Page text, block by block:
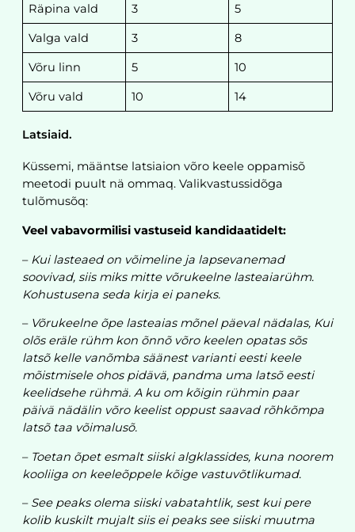
Räpina vald 3 5
Valga vald 3 8
Võru linn 5 10
Võru vald 10 14
Latsiaid.
Küssemi, määntse latsiaion võro keele oppamisõ
meetodi puult nä ommaq. Valikvastussidõga
tulõmusõq:
Veel vabavormilisi vastuseid kandidaatidelt:
– Kui lasteaed on võimeline ja lapsevanemad
soovivad, siis miks mitte võrukeelne lasteaiarühm.
Kohustusena seda kirja ei paneks.
– Võrukeelne õpe lasteaias mõnel päeval nädalas, Kui
olõs eräle rühm kon õnnõ võro keelen opatas sõs
latsõ kelle vanõmba säänest varianti eesti keele
mõistmisele ohos pidävä, pandma uma latsõ eesti
keelidsehe rühmä. A ku om kõigin rühmin paar
päivä nädälin võro keelist oppust saavad rõhkõmpa
latsõ taa võimalusõ.
– Toetan õpet esmalt siiski algklassides, kuna noorem
kooliiga on keeleõppele kõige vastuvõtlikumad.
– See peaks olema siiski vabatahtlik, sest kui pere
kolib kuskilt mujalt siis ei peaks see siiski muutma